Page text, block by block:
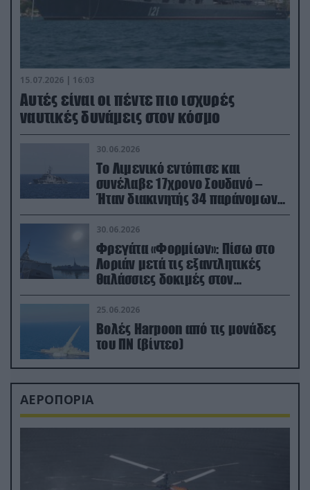
15.07.2026 | 16:03
Aυτές είναι οι πέντε πιο ισχυρές
ναυτικές δυνάμεις στον κόσμο
30.06.2026
Το Λιμενικό εντόπισε και
συνέλαβε 17χρονο Σουδανό –
Ήταν διακινητής 34 παράνομων
μεταναστών
30.06.2026
Φρεγάτα «Φορμίων»: Πίσω στο
Λοριάν μετά τις εξαντλητικές
θαλάσσιες δοκιμές στον
απαιτητικό Βισκαϊκό
25.06.2026
Βολές Harpoon από τις μονάδες
του ΠΝ (βίντεο)
ΑΕΡΟΠΟΡΙΑ